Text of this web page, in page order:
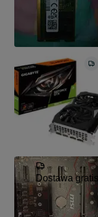
Dostawa gratis